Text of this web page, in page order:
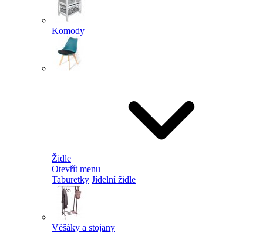
Komody
Židle
Otevřít menu
Taburetky Jídelní židle
Věšáky a stojany